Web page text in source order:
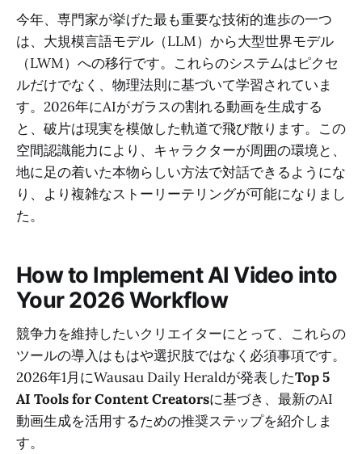
今年、専門家が挙げた最も重要な技術的進歩の一つ
は、大規模言語モデル（LLM）から大型世界モデル
（LWM）への移行です。これらのシステムはピクセ
ルだけでなく、物理法則に基づいて学習されていま
す。2026年にAIがガラスの割れる動画を生成する
と、破片は現実を模倣した軌道で飛び散ります。この
空間認識能力により、キャラクターが周囲の環境と、
地に足の着いた本物らしい方法で対話できるようにな
り、より複雑なストーリーテリングが可能になりまし
た。
How to Implement AI Video into
Your 2026 Workflow
競争力を維持したいクリエイターにとって、これらの
ツールの導入はもはや選択肢ではなく必須事項です。
2026年1月にWausau Daily Heraldが発表したTop 5
AI Tools for Content Creatorsに基づき、最新のAI
動画生成を活用するための推奨ステップを紹介しま
す。